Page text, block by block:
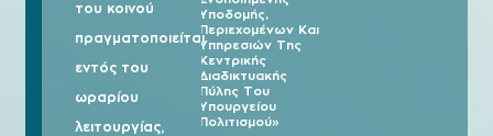
του κοινού
πραγματοποιείται
εντός του
ωραρίου
λειτουργίας,
Υποδομής,
Περιεχομένων Και
Υπηρεσιών Της
Κεντρικής
Διαδικτυακής
Πύλης Του
Υπουργείου
Πολιτισμού»